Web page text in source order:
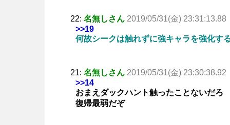
22: 名無しさん 2019/05/31(金) 23:31:13.88
>>19
何故シークは触れずに強キャラを強化す
21: 名無しさん 2019/05/31(金) 23:30:38.92
>>14
おまえダックハント触ったことないだろ
復帰最弱だぞ